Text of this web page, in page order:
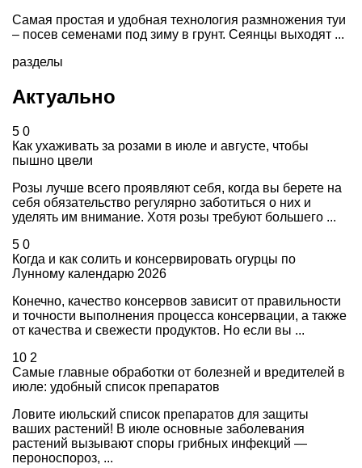
Самая простая и удобная технология размножения туи
– посев семенами под зиму в грунт. Сеянцы выходят ...
разделы
Актуально
5 0
Как ухаживать за розами в июле и августе, чтобы
пышно цвели
Розы лучше всего проявляют себя, когда вы берете на
себя обязательство регулярно заботиться о них и
уделять им внимание. Хотя розы требуют большего ...
5 0
Когда и как солить и консервировать огурцы по
Лунному календарю 2026
Конечно, качество консервов зависит от правильности
и точности выполнения процесса консервации, а также
от качества и свежести продуктов. Но если вы ...
10 2
Самые главные обработки от болезней и вредителей в
июле: удобный список препаратов
Ловите июльский список препаратов для защиты
ваших растений! В июле основные заболевания
растений вызывают споры грибных инфекций —
пероноспороз, ...